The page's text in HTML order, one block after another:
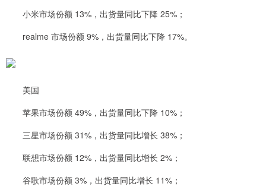
小米市场份额 13%，出货量同比下降 25%；
realme 市场份额 9%，出货量同比下降 17%。
美国
苹果市场份额 49%，出货量同比下降 10%；
三星市场份额 31%，出货量同比增长 38%；
联想市场份额 12%，出货量同比增长 2%；
谷歌市场份额 3%，出货量同比增长 11%；